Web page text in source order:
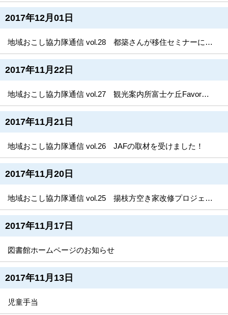
2017年12月01日
地域おこし協力隊通信 vol.28 都築さんが移住セミナーに参加しました！
2017年11月22日
地域おこし協力隊通信 vol.27 観光案内所富士ケ丘Favoratoryコーナー拡充！
2017年11月21日
地域おこし協力隊通信 vol.26 JAFの取材を受けました！
2017年11月20日
地域おこし協力隊通信 vol.25 揚枝方空き家改修プロジェクト続報！
2017年11月17日
図書館ホームページのお知らせ
2017年11月13日
児童手当